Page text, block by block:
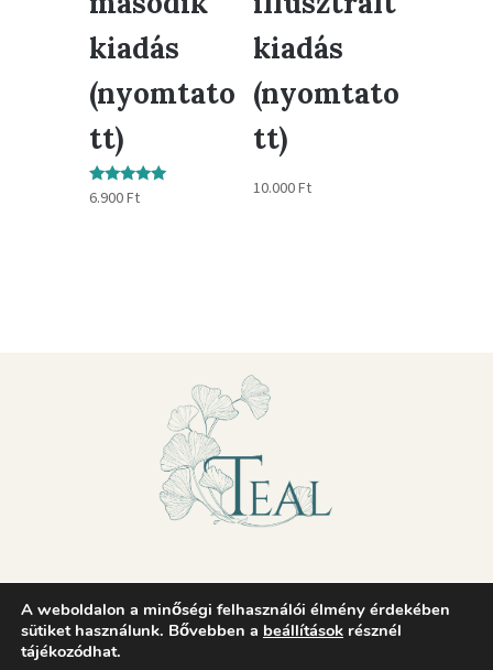
kiadás
(nyomtato
tt)
Értékelés:
6.900Ft
kiadás
(nyomtato
tt)
10.000Ft
Általános szerződési feltételek
A weboldalon a minőségi felhasználói élmény érdekében
sütiket használunk. Bővebben a beállítások résznél
tájékozódhat.